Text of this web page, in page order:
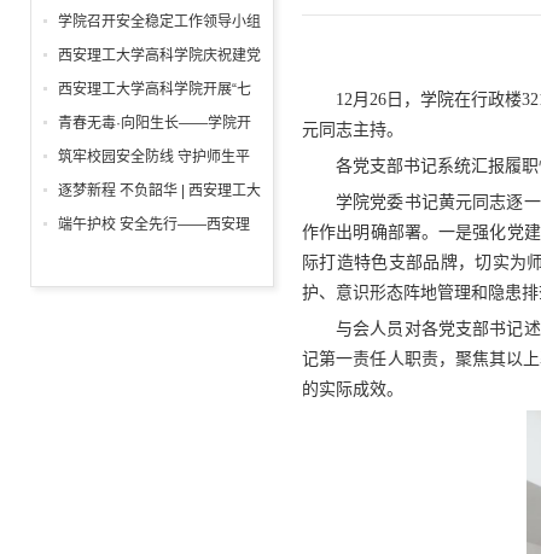
12月26日，学院在行政楼
元同志主持。
各党支部书记系统汇报履
学院党委书记黄元同志逐
作作出明确部署。一是强化党
际打造特色支部品牌，切实为
护、意识形态阵地管理和隐患
与会人员对各党支部书记
记第一责任人职责，聚焦其以
的实际成效。
中心组第6次学习聚焦“潜绩”与
“显绩”
学院召开安全稳定工作领导小组
会议 全面部署暑期及秋季开学
校园安全工作
西安理工大学高科学院庆祝建党
105周年暨“七一”表彰大会圆满
举行
西安理工大学高科学院开展“七
一”前夕走访慰问困难学生党员
活动
青春无毒·向阳生长——学院开
展“6・26”国际禁毒日沉浸式主
题宣教活动
筑牢校园安全防线 守护师生平
安校园 ——西安理工大学高科
学院开展消防安全专项检查
逐梦新程 不负韶华 | 西安理工大
学高科学院2026届毕业典礼暨
端午护校 安全先行——西安理
项培训